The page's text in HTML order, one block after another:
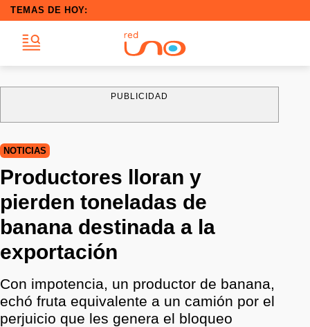
TEMAS DE HOY:
PUBLICIDAD
NOTICIAS
Productores lloran y
pierden toneladas de
banana destinada a la
exportación
Con impotencia, un productor de banana,
echó fruta equivalente a un camión por el
perjuicio que les genera el bloqueo